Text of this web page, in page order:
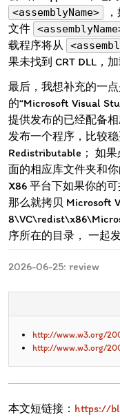
<assemblyName>
文件
载程序将从
果未找到 CRT DLL，加
最后，我想补充的一
的“Microsoft Visual
提供发布的已经配备
发布一个程序，比较
Redistributable； 如
面的相应库文件夹和
X86 平台下如果你的
那么就拷贝 Microsoft
序所在的目录， 一起
2026-06-25: review
http://www.w3.org/
http://www.w3.org/
本文短链接： https://